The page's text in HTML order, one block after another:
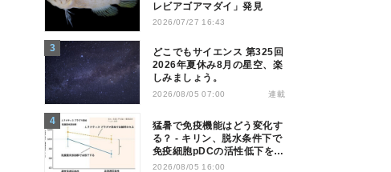
レビアゴアマダイ」発見
2026/07/27 16:43
どこでもサイエンス 第325回
2026年夏休み8月の星空、楽
しみましょう。
2026/08/05 07:00 連載
猛暑で免疫機能はどう変化す
る？ - キリン、脱水条件下で
免疫細胞pDCの活性低下を確
認
2026/08/05 16:00